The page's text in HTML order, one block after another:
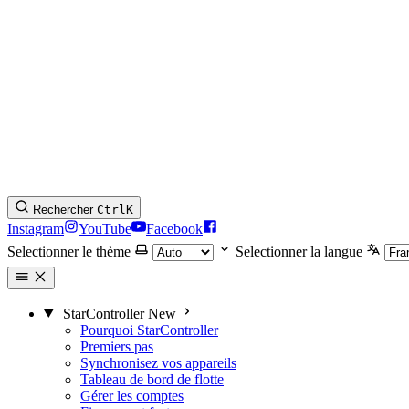
Rechercher CtrlK
Instagram YouTube
Facebook
Selectionner le thème
Selectionner la langue
StarController New
Pourquoi StarController
Premiers pas
Synchronisez vos appareils
Tableau de bord de flotte
Gérer les comptes